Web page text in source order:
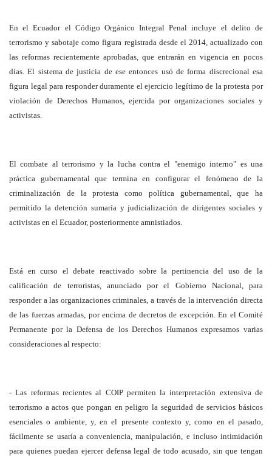
En el Ecuador el Código Orgánico Integral Penal incluye el delito de
terrorismo y sabotaje como figura registrada desde el 2014, actualizado con
las reformas recientemente aprobadas, que entrarán en vigencia en pocos
días. El sistema de justicia de ese entonces usó de forma discrecional esa
figura legal para responder duramente el ejercicio legítimo de la protesta por
violación de Derechos Humanos, ejercida por organizaciones sociales y
activistas.
El combate al terrorismo y la lucha contra el "enemigo interno" es una
práctica gubernamental que termina en configurar el fenómeno de la
criminalización de la protesta como política gubernamental, que ha
permitido la detención sumaría y judicialización de dirigentes sociales y
activistas en el Ecuador, posteriormente amnistiados.
Está en curso el debate reactivado sobre la pertinencia del uso de la
calificación de terroristas, anunciado por el Gobierno Nacional, para
responder a las organizaciones criminales, a través de la intervención directa
de las fuerzas armadas, por encima de decretos de excepción. En el Comité
Permanente por la Defensa de los Derechos Humanos expresamos varias
consideraciones al respecto:
- Las reformas recientes al COIP permiten la interpretación extensiva de
terrorismo a actos que pongan en peligro la seguridad de servicios básicos
esenciales o ambiente, y, en el presente contexto y, como en el pasado,
fácilmente se usaría a conveniencia, manipulación, e incluso intimidación
para quienes puedan ejercer defensa legal de todo acusado, sin que tengan